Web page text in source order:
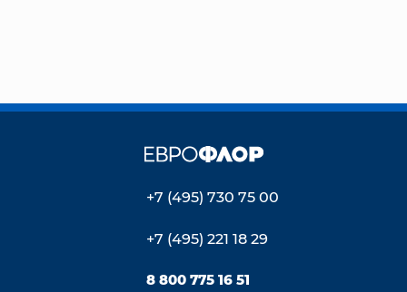
+7 (495) 730 75 00
+7 (495) 221 18 29
8 800 775 16 51